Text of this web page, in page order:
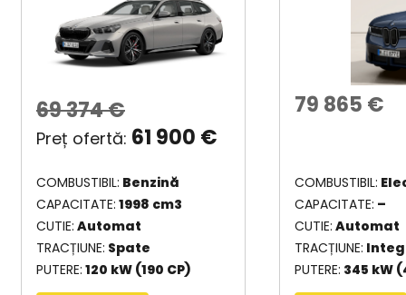
69 374€
61 900 €
COMBUSTIBIL Benzină
CAPACITATE 1998 cm3
CUTIE Automat
TRACȚIUNE Spate
PUTERE 120 kW (190 CP)
79 865 €
COMBUSTIBIL
CAPACITATE –
CUTIE Automat
TRACȚIUNE
PUTERE 345 kW